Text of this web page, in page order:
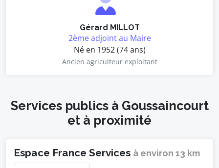
Gérard MILLOT
2ème adjoint au Maire
Né en 1952 (74 ans)
Ancien agriculteur exploitant
Services publics à Goussaincourt
et à proximité
Espace France Services à environ 13 km